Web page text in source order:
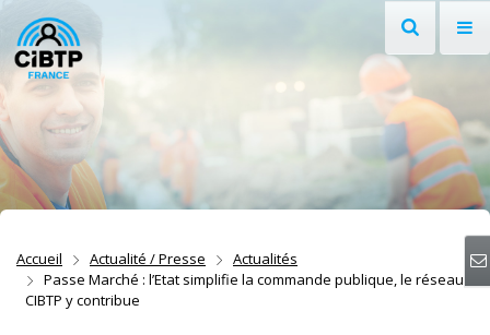
Aller au contenu
Aller à la recherche
Aller à la navigation
Accueil Actualité / Presse
Actualités
Passe Marché : l’Etat simplifie la commande publique, le réseau
CIBTP y contribue